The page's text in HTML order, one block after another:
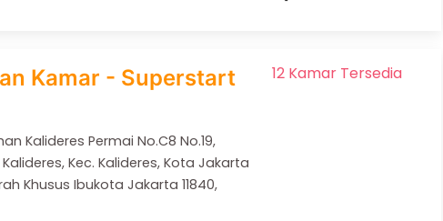
Kamar - Superstart
Kalideres Permai No.C8 No.19,
Kalideres, Kec. Kalideres, Kota Jakarta
Khusus Ibukota Jakarta 11840,
12 Kamar Tersedia